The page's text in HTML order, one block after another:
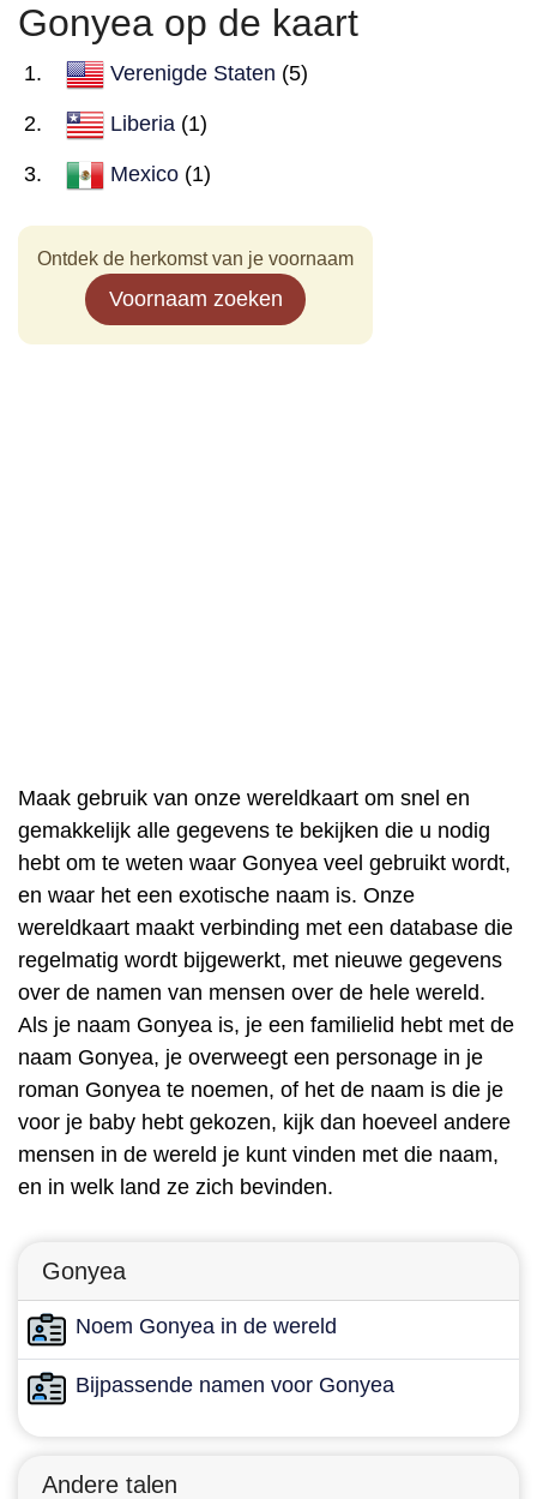
Gonyea op de kaart
Verenigde Staten (5)
Liberia (1)
Mexico (1)
Ontdek de herkomst van je voornaam
Voornaam zoeken
Maak gebruik van onze wereldkaart om snel en
gemakkelijk alle gegevens te bekijken die u nodig
hebt om te weten waar Gonyea veel gebruikt wordt,
en waar het een exotische naam is. Onze
wereldkaart maakt verbinding met een database die
regelmatig wordt bijgewerkt, met nieuwe gegevens
over de namen van mensen over de hele wereld.
Als je naam Gonyea is, je een familielid hebt met de
naam Gonyea, je overweegt een personage in je
roman Gonyea te noemen, of het de naam is die je
voor je baby hebt gekozen, kijk dan hoeveel andere
mensen in de wereld je kunt vinden met die naam,
en in welk land ze zich bevinden.
Gonyea
Noem Gonyea in de wereld
Bijpassende namen voor Gonyea
Andere talen